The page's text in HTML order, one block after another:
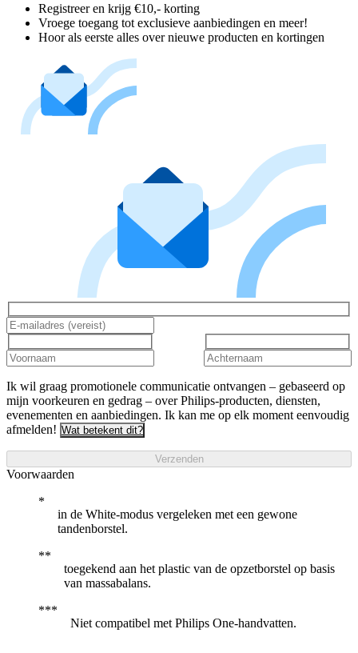
Registreer en krijg €10,- korting
Vroege toegang tot exclusieve aanbiedingen en meer!
Hoor als eerste alles over nieuwe producten en kortingen
Ik wil graag promotionele communicatie ontvangen – gebaseerd op
mijn voorkeuren en gedrag – over Philips-producten, diensten,
evenementen en aanbiedingen. Ik kan me op elk moment eenvoudig
afmelden! Wat betekent dit?
Verzenden
Voorwaarden
in de White-modus vergeleken met een gewone
tandenborstel.
toegekend aan het plastic van de opzetborstel op basis
van massabalans.
Niet compatibel met Philips One-handvatten.